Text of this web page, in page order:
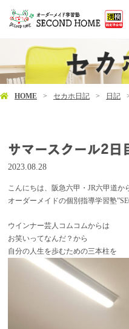
HOME セカホ日記 日記
サマースクール2日
2023.08.28
こんにちは、阪急六甲・JR六甲道か
オーダーメイドの個別指導学習塾
ウインナー芸人コムコムからは
お笑いってなんだ？から
自分の人生を歩むための三本柱を